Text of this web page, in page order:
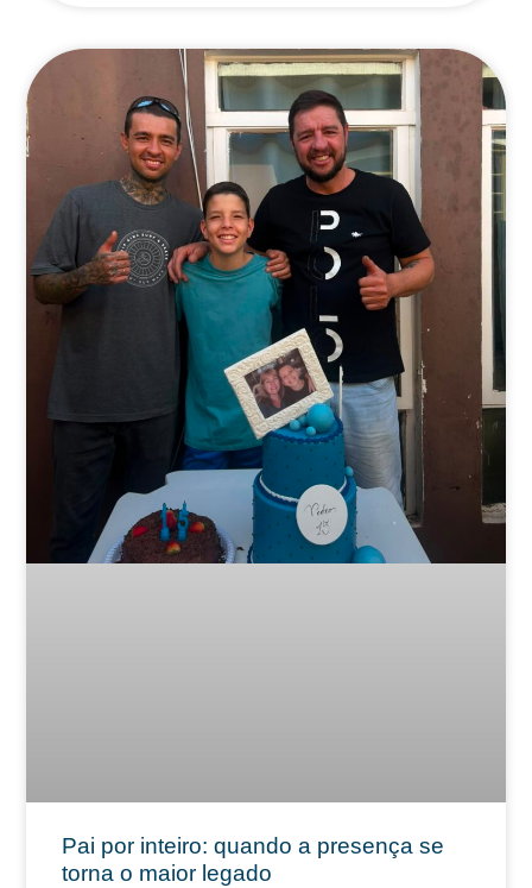
Pai por inteiro: quando a presença se
torna o maior legado